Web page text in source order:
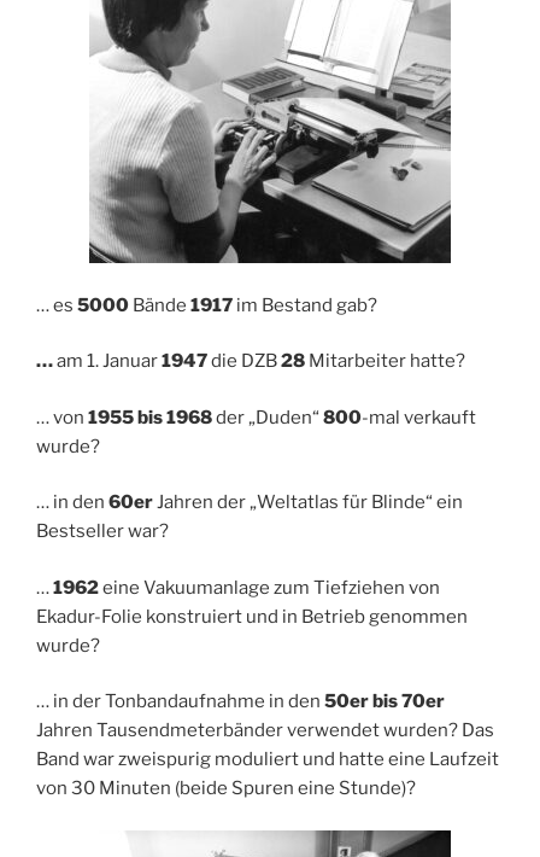
… es 5000 Bände 1917 im Bestand gab?
…am 1. Januar1947die DZB28 Mitarbeiter hatte?
… von 1955 bis 1968der „Duden“ 800-mal verkauft
wurde?
… in den 60erJahren der „Weltatlas für Blinde“ ein
Bestseller war?
…1962eine Vakuumanlage zum Tiefziehen von
Ekadur-Folie konstruiert und in Betrieb genommen
wurde?
… in der Tonbandaufnahme in den 50er bis 70er
Jahren Tausendmeterbänder verwendet wurden? Das
Band war zweispurig moduliert und hatte eine Laufzeit
von 30 Minuten (beide Spuren eine Stunde)?